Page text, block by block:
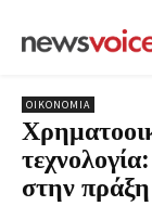
ΟΙΚΟΝΟΜΙΑ
στην πράξη